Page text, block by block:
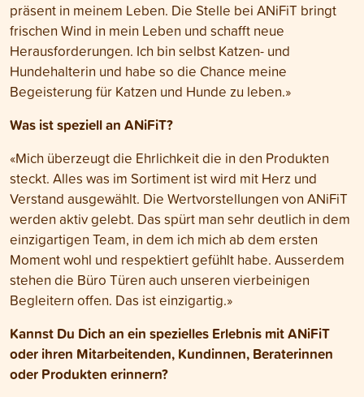
präsent in meinem Leben. Die Stelle bei ANiFiT bringt
frischen Wind in mein Leben und schafft neue
Herausforderungen. Ich bin selbst Katzen- und
Hundehalterin und habe so die Chance meine
Begeisterung für Katzen und Hunde zu leben.»
Was ist speziell an ANiFiT?
«Mich überzeugt die Ehrlichkeit die in den Produkten
steckt. Alles was im Sortiment ist wird mit Herz und
Verstand ausgewählt. Die Wertvorstellungen von ANiFiT
werden aktiv gelebt. Das spürt man sehr deutlich in dem
einzigartigen Team, in dem ich mich ab dem ersten
Moment wohl und respektiert gefühlt habe. Ausserdem
stehen die Büro Türen auch unseren vierbeinigen
Begleitern offen. Das ist einzigartig.»
Kannst Du Dich an ein spezielles Erlebnis mit ANiFiT
oder ihren Mitarbeitenden, Kundinnen, Beraterinnen
oder Produkten erinnern?